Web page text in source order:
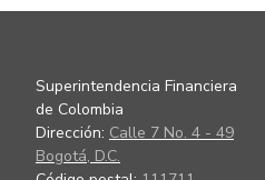
Superintendencia Financiera
de Colombia
Dirección: Calle 7 No. 4 - 49
Bogotá, D.C.